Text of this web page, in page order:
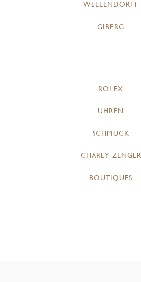
WELLENDORFF
GIBERG
ROLEX
UHREN
SCHMUCK
CHARLY ZENGER
BOUTIQUES